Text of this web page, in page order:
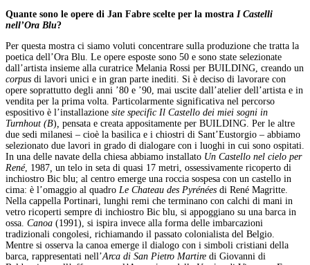
Quante sono le opere di Jan Fabre scelte per la mostra I Castelli
nell’Ora Blu?
Per questa mostra ci siamo voluti concentrare sulla produzione che tratta la
poetica dell’Ora Blu. Le opere esposte sono 50 e sono state selezionate
dall’artista insieme alla curatrice Melania Rossi per BUILDING, creando un
corpus di lavori unici e in gran parte inediti. Si è deciso di lavorare con
opere soprattutto degli anni ’80 e ’90, mai uscite dall’atelier dell’artista e in
vendita per la prima volta. Particolarmente significativa nel percorso
espositivo è l’installazione site specific Il Castello dei miei sogni in
Turnhout (B) pensata e creata appositamente per BUILDING. Per le altre
due sedi milanesi – cioè la basilica e i chiostri di Sant’Eustorgio – abbiamo
selezionato due lavori in grado di dialogare con i luoghi in cui sono ospitati.
In una delle navate della chiesa abbiamo installato Un Castello nel cielo per
René, 1987 un telo in seta di quasi 17 metri, ossessivamente ricoperto di
inchiostro Bic blu; al centro emerge una roccia sospesa con un castello in
cima: è l’omaggio al quadro Le Chateau des Pyrénées di René Magritte.
Nella cappella Portinari, lunghi remi che terminano con calchi di mani in
vetro ricoperti sempre di inchiostro Bic blu, si appoggiano su una barca in
ossa. Canoa (1991), si ispira invece alla forma delle imbarcazioni
tradizionali congolesi, richiamando il passato colonialista del Belgio.
Mentre si osserva la canoa emerge il dialogo con i simboli cristiani della
barca, rappresentati nell’Arca di San Pietro Martire di Giovanni di